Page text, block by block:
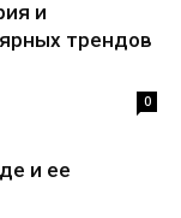
и
трендов
0
и ее